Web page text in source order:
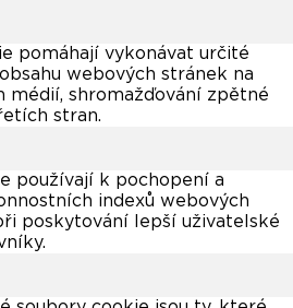
pomáhají vykonávat určité
webových stránek na
médií, shromažďování zpětné
stran.
používají k pochopení a
indexů webových
poskytování lepší uživatelské